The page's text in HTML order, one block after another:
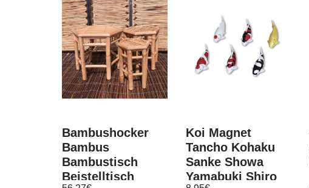
Bambushocker
Bambus
Bambustisch
Beistelltisch
Koi Magnet
Tancho Kohaku
Sanke Showa
Yamabuki Shiro